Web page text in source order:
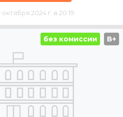
2024 г. в 20:19
без комиссии B+